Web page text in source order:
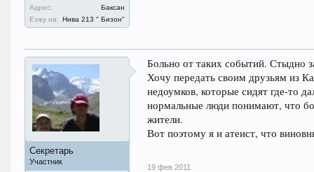
Адрес:
Баксан
Езжу на: Нива 213 " Бизон"
Секретарь
Участник
Больно от таких событий. Стыдно
Хочу передать своим друзьям из
недоумков, которые сидят где-то
нормальные люди понимают, что
жители.
Вот поэтому я и атеист, что
19 фев 2011